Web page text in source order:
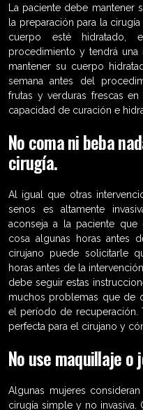
La paciente debe
la preparación para la
cuerpo esté hidratado,
procedimiento y tendrá una
mantener su cuerpo
semana antes del
frutas y verduras frescas
capacidad de curación e
No coma ni beba
cirugía.
Al igual que otras
senos es altamente
aconseja a la paciente
cosa algunas horas antes
cirujano puede solicitarle
horas antes de la
debe seguir estas
muchos problemas que de
el período de recuperación.
perfecta para el cirujano y
No use maquillaje
Algunas mujeres
cirugía simple y no invasiva.